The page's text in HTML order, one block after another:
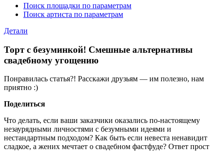
Поиск площадки по параметрам
Поиск артиста по параметрам
Детали
Торт с безуминкой! Смешные альтернативы
свадебному угощению
Понравилась статья?! Расскажи друзьям — им полезно, нам
приятно :)
Поделиться
Что делать, если ваши заказчики оказались по-настоящему
незаурядными личностями с безумными идеями и
нестандартным подходом? Как быть если невеста ненавидит
сладкое, а жених мечтает о свадебном фастфуде? Ответ прост